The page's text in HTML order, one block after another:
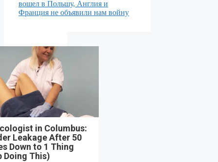
вошел в Польшу, Англия и
Франция не объявили нам войну
in Columbus:
Leakage After 50
Down to 1 Thing
Doing This)